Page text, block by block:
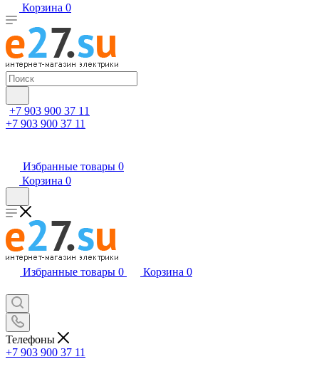
Корзина 0
+7 903 900 37 11
+7 903 900 37 11
Избранные товары 0
Корзина 0
Избранные товары 0 Корзина 0
Телефоны
+7 903 900 37 11